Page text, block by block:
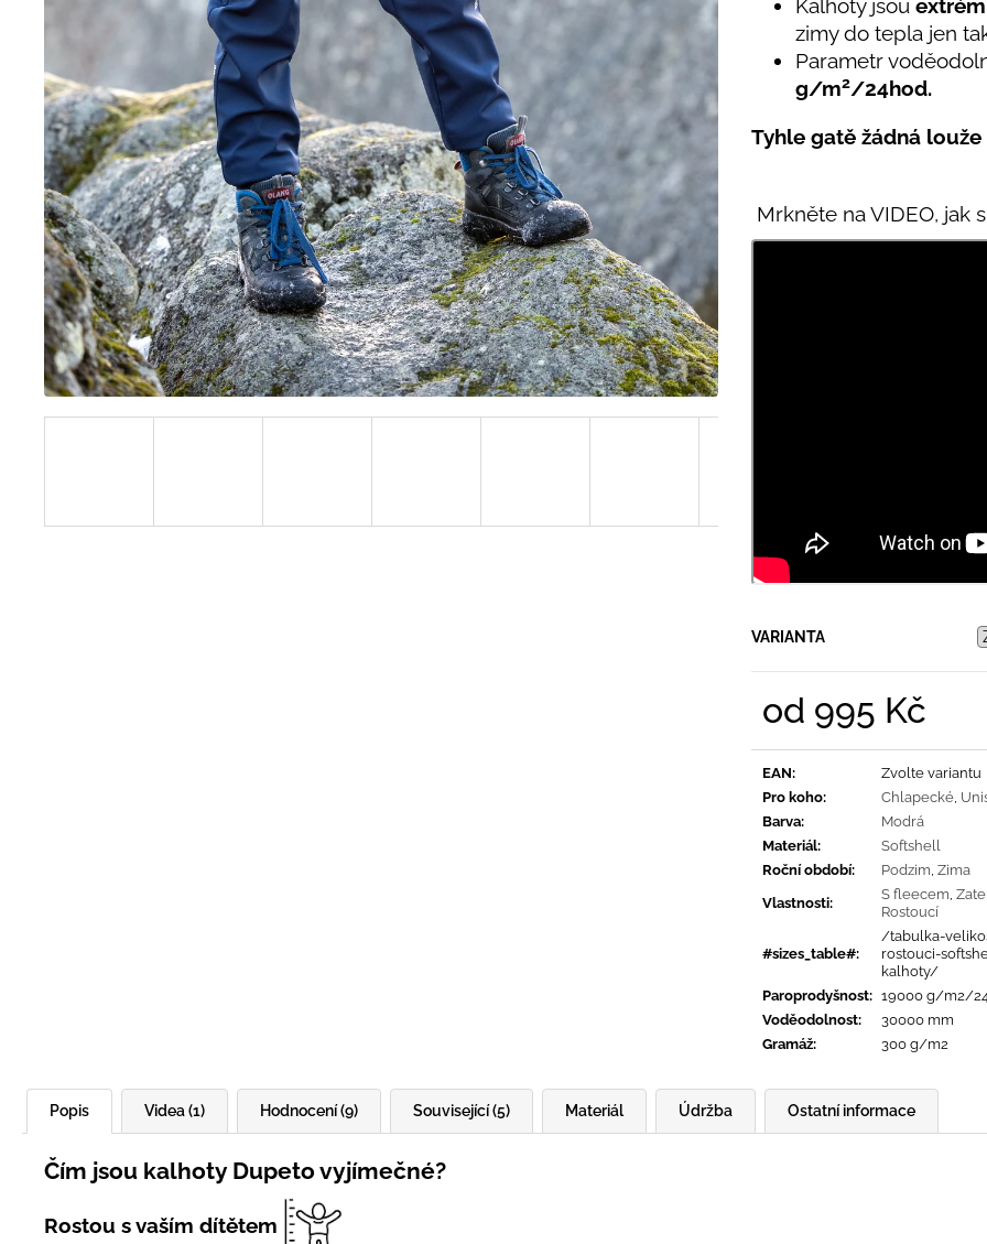
Kalhoty jsou
zimy do tepla jen
Parametr
g/m2/24hod.
Tyhle gatě žádná
Mrkněte na VIDEO, jak
VARIANTA
od 995 Kč
EAN:
Zvolte variantu
Pro koho: Chlapecké
Barva:
Modrá
Materiál:
Softshell
Roční období: Podzim Zima
Vlastnosti:
S fleecem
Rostoucí
#sizes_table#:
/tabulka-
rostouci-
kalhoty/
Paroprodyšnost: 19000 g/m2/
Voděodolnost:
30000 mm
Gramáž: 300 g/m2
Popis Videa (1) Hodnocení (9) Související (5) Ostatní informace
Materiál Údržba
Čím jsou kalhoty Dupeto vyjímečné?
Rostou s vaším dítětem
395 Kč
435 Kč